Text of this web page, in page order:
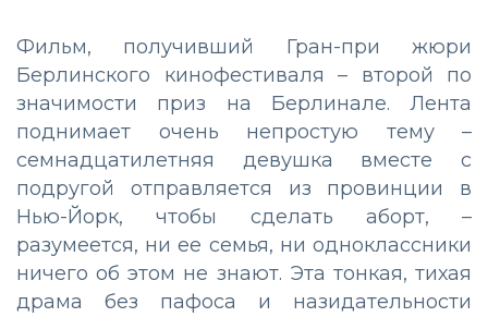
Фильм, получивший Гран-при жюри
Берлинского кинофестиваля – второй по
значимости приз на Берлинале. Лента
поднимает очень непростую тему –
семнадцатилетняя девушка вместе с
подругой отправляется из провинции в
Нью-Йорк, чтобы сделать аборт, –
разумеется, ни ее семья, ни одноклассники
ничего об этом не знают. Эта тонкая, тихая
драма без пафоса и назидательности